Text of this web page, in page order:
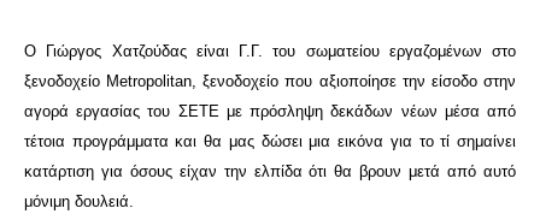
Ο Γιώργος Χατζούδας είναι Γ.Γ. του σωματείου εργαζομένων στο
ξενοδοχείο Metropolitan, ξενοδοχείο που αξιοποίησε την είσοδο στην
αγορά εργασίας του ΣΕΤΕ με πρόσληψη δεκάδων νέων μέσα από
τέτοια προγράμματα και θα μας δώσει μια εικόνα για το τί σημαίνει
κατάρτιση για όσους είχαν την ελπίδα ότι θα βρουν μετά από αυτό
μόνιμη δουλειά.